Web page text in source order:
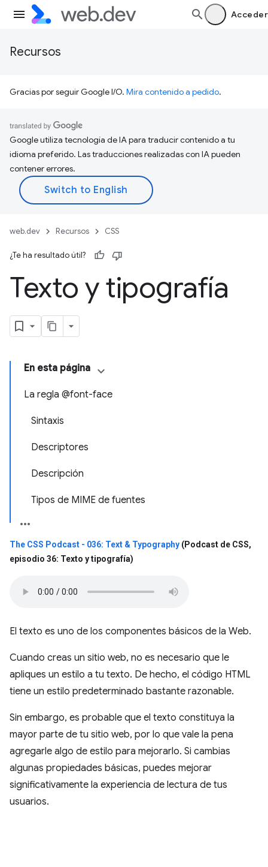
Acceder
Recursos
Gracias por seguir Google I/O. Mira contenido a pedido.
Google utiliza tecnología de IA para traducir contenido a tu
idioma preferido. Las traducciones realizadas con IA pueden
contener errores.
web.dev Recursos CSS
¿Te ha resultado útil?
Texto y tipografía
En esta página
La regla @font-face
Sintaxis
Descriptores
Descripción
Tipos de MIME de fuentes
The CSS Podcast - 036: Text & Typography (Podcast de CSS,
episodio 36: Texto y tipografía)
El texto es uno de los componentes básicos de la Web.
Cuando creas un sitio web, no es necesario que le
apliques un estilo a tu texto. De hecho, el código HTML
tiene un estilo predeterminado bastante razonable.
Sin embargo, es probable que el texto constituya la
mayor parte de tu sitio web, por lo que vale la pena
agregarle algo de estilo para mejorarlo. Si cambias
algunas propiedades básicas, puedes mejorar
significativamente la experiencia de lectura de tus
usuarios.